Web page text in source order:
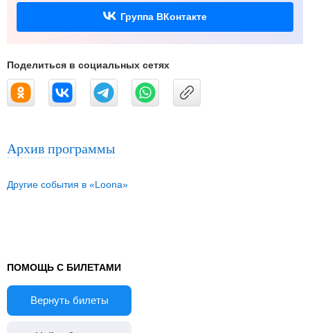
Группа ВКонтакте
Поделиться в социальных сетях
Архив программы
Другие события в «Loona»
ПОМОЩЬ С БИЛЕТАМИ
Вернуть билеты